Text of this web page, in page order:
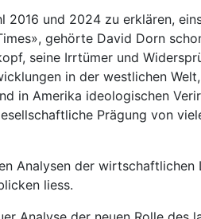
und 2024 zu erklären,
gehörte David Dorn
seine Irrtümer und
in der westlichen
in Amerika ideologischen
Prägung von
Analysen der wirtschaftlichen
liess.